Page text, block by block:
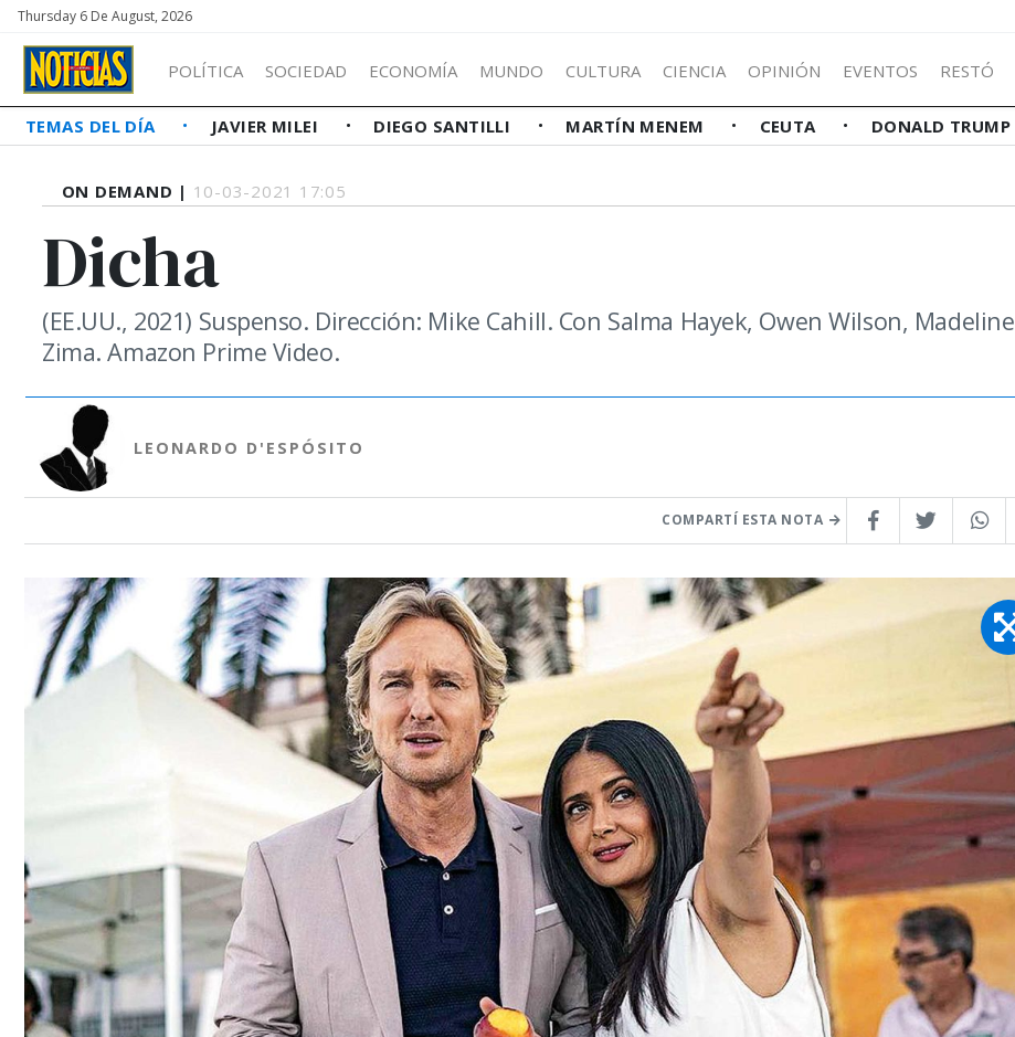
Thursday 6 De August, 2026
POLÍTICA SOCIEDAD ECONOMÍA MUNDO CULTURA CIENCIA OPINIÓN EVENTOS RESTÓ
TEMAS DEL DÍA JAVIER MILEI DIEGO SANTILLI MARTÍN MENEM CEUTA DONALD TRUMP
ON DEMAND | 10-03-2021 17:05
Dicha
(EE.UU., 2021) Suspenso. Dirección: Mike Cahill. Con Salma Hayek, Owen Wilson, Madeline
Zima. Amazon Prime Video.
LEONARDO D'ESPÓSITO
COMPARTÍ ESTA NOTA